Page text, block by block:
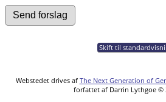
Skift til
Webstedet drives af The Next Generation of
forfattet af Darrin Lythgoe ©